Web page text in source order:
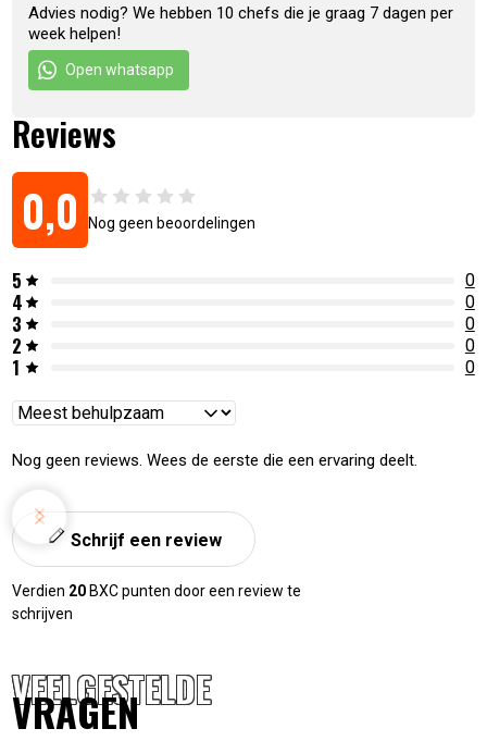
Advies nodig? We hebben 10 chefs die je graag 7 dagen per
week helpen!
Open whatsapp
Reviews
0,0 Nog geen beoordelingen
5 0
4 0
3 0
2 0
1 0
Reviews
Nog geen reviews. Wees de eerste die een ervaring deelt.
Schrijf een review
Verdien 20 BXC punten door een review te
schrijven
VEELGESTELDE
VRAGEN